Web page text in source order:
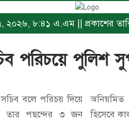
৭, ২০২৬, ৮:৪১ এ.এম || প্রকাশের
পরিচয়ে পুলিশ
বলে পরিচয় দিয়ে
তার পছন্দের ৩ জন
অনিয়মিত
হিসেবে